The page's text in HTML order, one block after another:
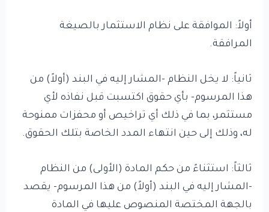
أولاً: الموافقة على نظام الاستثمار بالصيغة
المرافقة.
ثانياً: لا يخل النظام -المشار إليه في البند (أولاً) من
هذا المرسوم- بأي حقوق اكتسبت قبل نفاذه لأي
مستثمر، بما في ذلك أي تراخيص أو محفزات ممنوحة
له، وذلك إلى حين انتهاء المدد الخاصة بتلك الحقوق.
ثالثاً: استثناءً من حكم المادة (الأولى) من النظام
-المشار إليه في البند (أولاً) من هذا المرسوم- يقصد
بالجهة المختصة المنصوص عليها في المادة